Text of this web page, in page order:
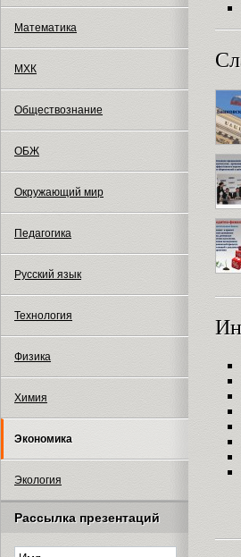
Математика
МХК
Обществознание
ОБЖ
Окружающий мир
Педагогика
Русский язык
Технология
Физика
Химия
Экономика
Экология
Рассылка презентаций